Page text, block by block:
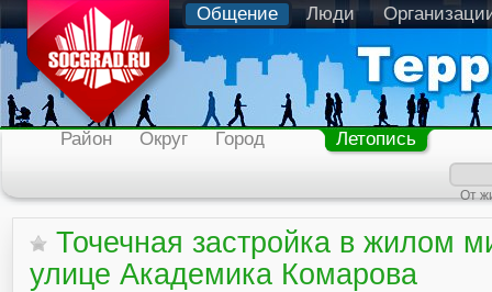
Общение Люди
Район Округ Город Летопись
От
Точечная застройка в жилом
улице Академика Комарова